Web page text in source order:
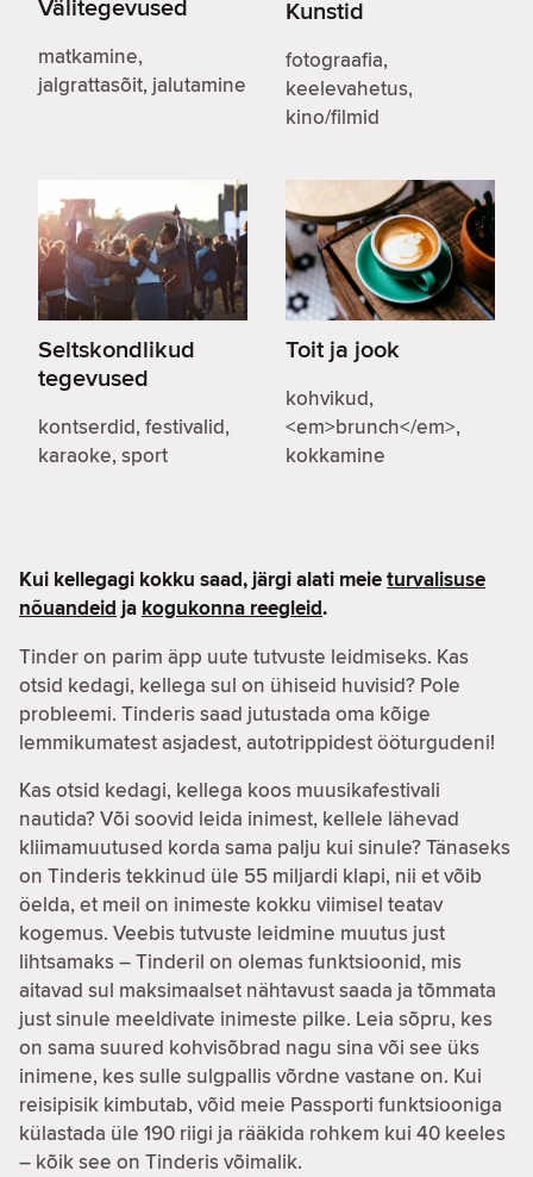
Välitegevused
matkamine,
jalgrattasõit, jalutamine
Kunstid
fotograafia,
keelevahetus,
kino/filmid
Seltskondlikud
tegevused
kontserdid, festivalid,
karaoke, sport
Toit ja jook
kohvikud,
<em>brunch</em>,
kokkamine
Kui kellegagi kokku saad, järgi alati meieturvalisuse
nõuandeid ja kogukonna reegleid.
Tinder on parim äpp uute tutvuste leidmiseks. Kas
otsid kedagi, kellega sul on ühiseid huvisid? Pole
probleemi. Tinderis saad jutustada oma kõige
lemmikumatest asjadest, autotrippidest ööturgudeni!
Kas otsid kedagi, kellega koos muusikafestivali
nautida? Või soovid leida inimest, kellele lähevad
kliimamuutused korda sama palju kui sinule? Tänaseks
on Tinderis tekkinud üle 55 miljardi klapi, nii et võib
öelda, et meil on inimeste kokku viimisel teatav
kogemus. Veebis tutvuste leidmine muutus just
lihtsamaks – Tinderil on olemas funktsioonid, mis
aitavad sul maksimaalset nähtavust saada ja tõmmata
just sinule meeldivate inimeste pilke. Leia sõpru, kes
on sama suured kohvisõbrad nagu sina või see üks
inimene, kes sulle sulgpallis võrdne vastane on. Kui
reisipisik kimbutab, võid meie Passporti funktsiooniga
külastada üle 190 riigi ja rääkida rohkem kui 40 keeles
– kõik see on Tinderis võimalik.